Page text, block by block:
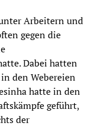
Arbeitern und
gegen die
Dabei hatten
den Webereien
hatte in den
geführt,
der